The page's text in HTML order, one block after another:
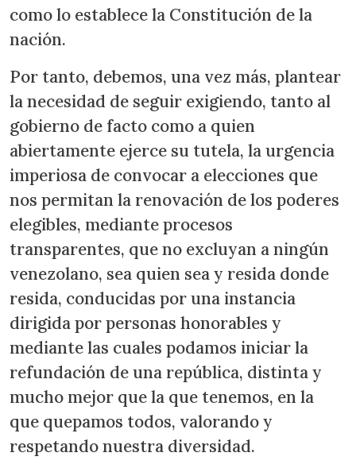
como lo establece la Constitución de la
nación.
Por tanto, debemos, una vez más, plantear
la necesidad de seguir exigiendo, tanto al
gobierno de facto como a quien
abiertamente ejerce su tutela, la urgencia
imperiosa de convocar a elecciones que
nos permitan la renovación de los poderes
elegibles, mediante procesos
transparentes, que no excluyan a ningún
venezolano, sea quien sea y resida donde
resida, conducidas por una instancia
dirigida por personas honorables y
mediante las cuales podamos iniciar la
refundación de una república, distinta y
mucho mejor que la que tenemos, en la
que quepamos todos, valorando y
respetando nuestra diversidad.